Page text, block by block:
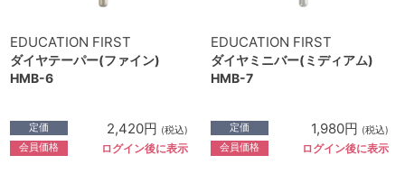
EDUCATION FIRST
ダイヤテーパー(ファイン)
HMB-6
定価 2,420円 (税込)
会員価格 ログイン後に表示
EDUCATION FIRST
ダイヤミニバー(ミディアム)
HMB-7
定価 1,980円 (税込)
会員価格 ログイン後に表示